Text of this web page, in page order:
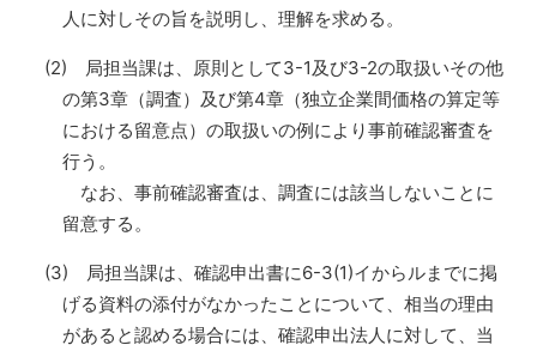
人に対しその旨を説明し、理解を求める。
(2) 局担当課は、原則として3-1及び3-2の取扱いその他
の第3章（調査）及び第4章（独立企業間価格の算定等
における留意点）の取扱いの例により事前確認審査を
行う。
なお、事前確認審査は、調査には該当しないことに
留意する。
(3) 局担当課は、確認申出書に6-3(1)イからルまでに掲
げる資料の添付がなかったことについて、相当の理由
があると認める場合には、確認申出法人に対して、当